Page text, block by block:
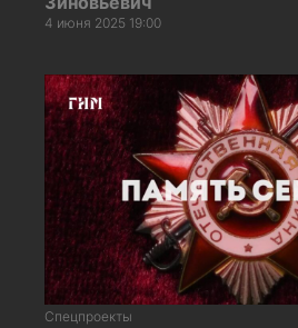
4 июня 2025 19:00
Спецпроекты